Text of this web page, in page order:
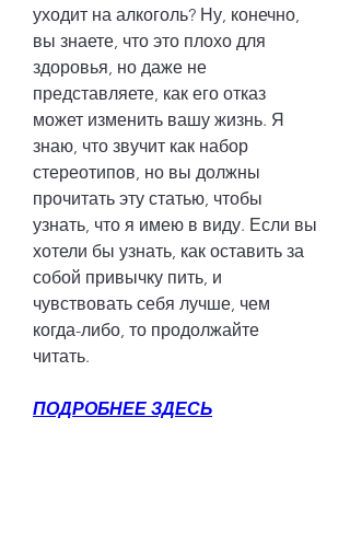
уходит на алкоголь? Ну, конечно,
вы знаете, что это плохо для
здоровья, но даже не
представляете, как его отказ
может изменить вашу жизнь. Я
знаю, что звучит как набор
стереотипов, но вы должны
прочитать эту статью, чтобы
узнать, что я имею в виду. Если вы
хотели бы узнать, как оставить за
собой привычку пить, и
чувствовать себя лучше, чем
когда-либо, то продолжайте
читать.
ПОДРОБНЕЕ ЗДЕСЬ